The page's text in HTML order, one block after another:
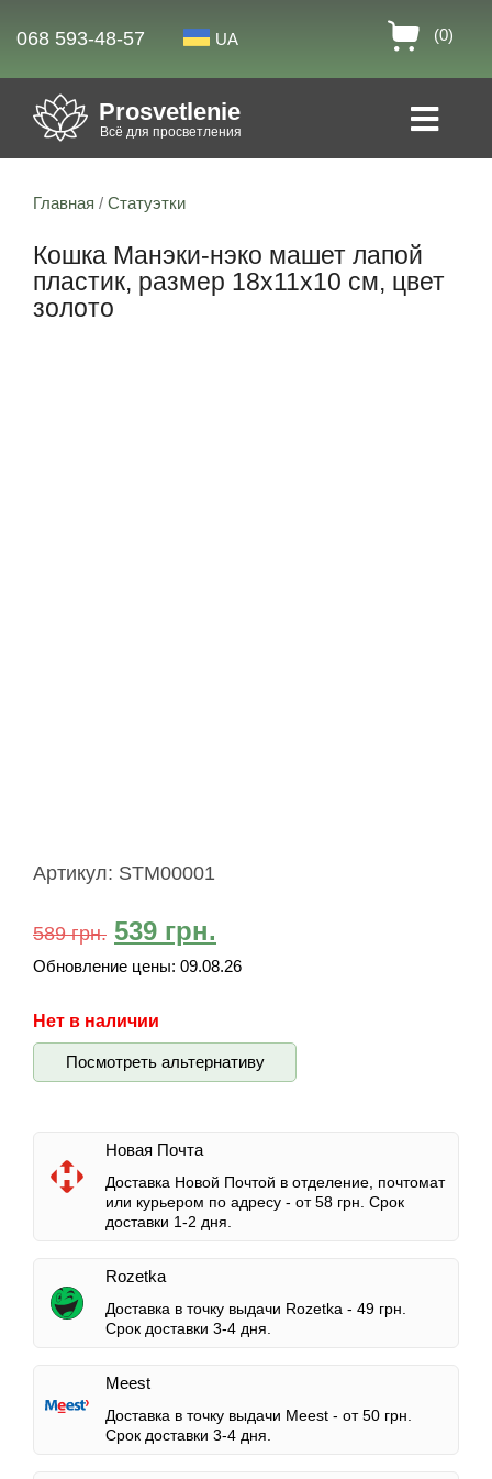
068 593-48-57 UA (0)
Prosvetlenie
Всё для просветления
Главная / Статуэтки
Кошка Манэки-нэко машет лапой
пластик, размер 18х11х10 см, цвет
золото
Артикул: STM00001
589грн. 539 грн.
Обновление цены: 09.08.26
Нет в наличии
Посмотреть альтернативу
Новая Почта
Доставка Новой Почтой в отделение, почтомат
или курьером по адресу - от 58 грн. Срок
доставки 1-2 дня.
Rozetka
Доставка в точку выдачи Rozetka - 49 грн.
Срок доставки 3-4 дня.
Meest
Доставка в точку выдачи Meest - от 50 грн.
Срок доставки 3-4 дня.